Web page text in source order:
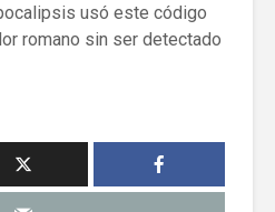
romano sin ser detectado